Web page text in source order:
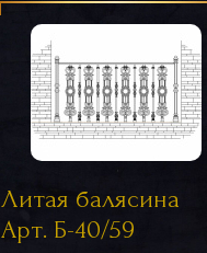
Литая балясина
Арт. Б-40/59